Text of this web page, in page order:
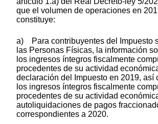
que el volumen de operaciones en
constituye:
a) Para contribuyentes del Impuesto
las Personas Físicas, la información
los ingresos íntegros fiscalmente
procedentes de su actividad
declaración del Impuesto en 2019, así
los ingresos íntegros fiscalmente
procedentes de su actividad
autoliquidaciones de pagos
correspondientes a 2020.